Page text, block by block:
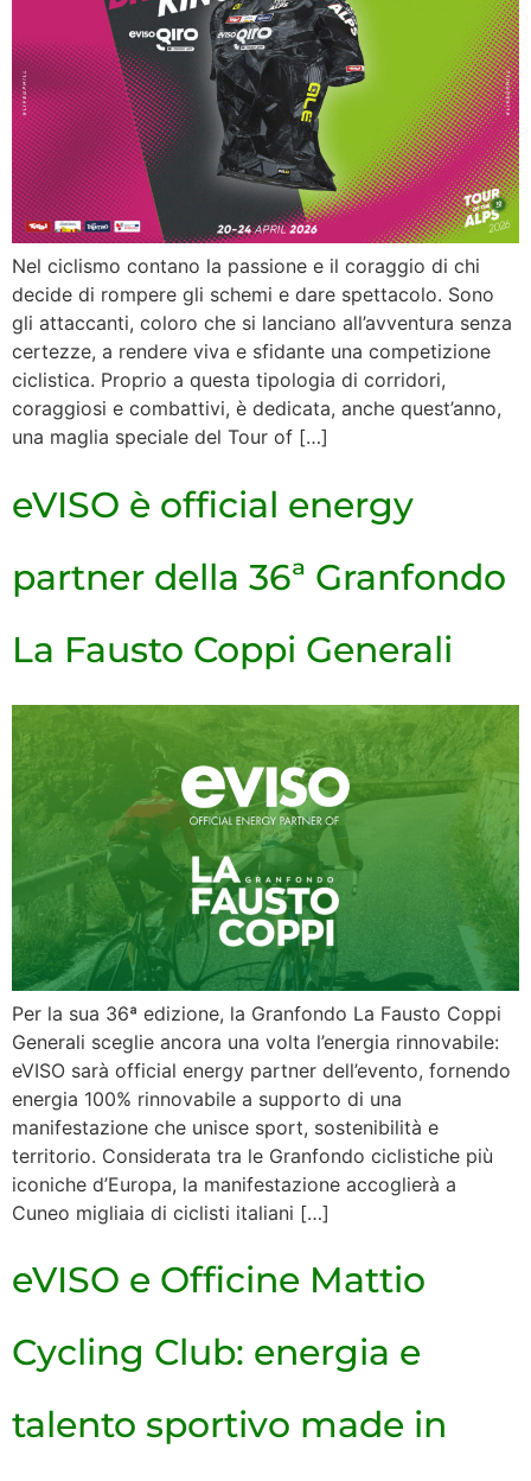
Nel ciclismo contano la passione e il coraggio di chi
decide di rompere gli schemi e dare spettacolo. Sono
gli attaccanti, coloro che si lanciano all’avventura senza
certezze, a rendere viva e sfidante una competizione
ciclistica. Proprio a questa tipologia di corridori,
coraggiosi e combattivi, è dedicata, anche quest’anno,
una maglia speciale del Tour of […]
eVISO è official energy
partner della 36ª Granfondo
La Fausto Coppi Generali
Per la sua 36ª edizione, la Granfondo La Fausto Coppi
Generali sceglie ancora una volta l’energia rinnovabile:
eVISO sarà official energy partner dell’evento, fornendo
energia 100% rinnovabile a supporto di una
manifestazione che unisce sport, sostenibilità e
territorio. Considerata tra le Granfondo ciclistiche più
iconiche d’Europa, la manifestazione accoglierà a
Cuneo migliaia di ciclisti italiani […]
eVISO e Officine Mattio
Cycling Club: energia e
talento sportivo made in